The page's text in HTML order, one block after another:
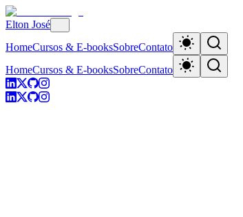
Elton José
HomeCursos & E-booksSobreContato
HomeCursos & E-booksSobreContato